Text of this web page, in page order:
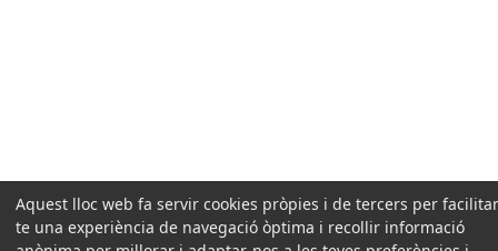
Aquest lloc web fa servir cookies pròpies i de tercers per
te una experiència de navegació òptima i recollir informació